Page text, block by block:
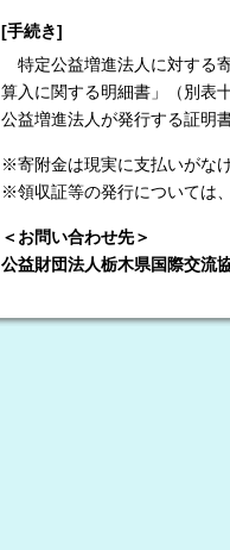
[手続き]
特定公益増進法人に対する
算入に関する明細書」（別表
公益増進法人が発行する証明
※寄附金は現実に支払いがな
※領収証等の発行については
＜お問い合わせ先＞
公益財団法人栃木県国際交